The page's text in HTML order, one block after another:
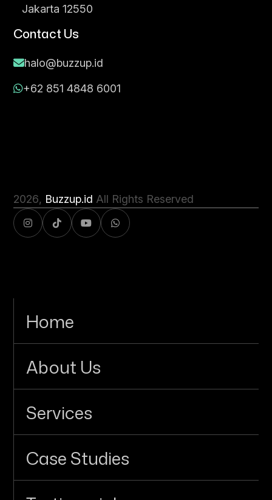
Jakarta 12550
Contact Us
halo@buzzup.id
+62 851 4848 6001
2026, Buzzup.id All Rights Reserved